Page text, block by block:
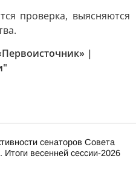
проверка, выясняются
|
сенаторов Совета
весенней сессии-2026